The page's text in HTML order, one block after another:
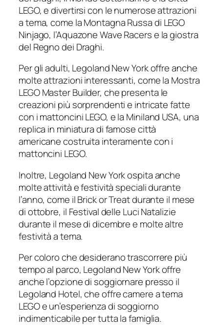
LEGO, e divertirsi con le numerose attrazioni
a tema, come la Montagna Russa di LEGO
Ninjago, l’Aquazone Wave Racers e la giostra
del Regno dei Draghi.
Per gli adulti, Legoland New York offre anche
molte attrazioni interessanti, come la Mostra
LEGO Master Builder, che presenta le
creazioni più sorprendenti e intricate fatte
con i mattoncini LEGO, e la Miniland USA, una
replica in miniatura di famose città
americane costruita interamente con i
mattoncini LEGO.
Inoltre, Legoland New York ospita anche
molte attività e festività speciali durante
l’anno, come il Brick or Treat durante il mese
di ottobre, il Festival delle Luci Natalizie
durante il mese di dicembre e molte altre
festività a tema.
Per coloro che desiderano trascorrere più
tempo al parco, Legoland New York offre
anche l’opzione di soggiornare presso il
Legoland Hotel, che offre camere a tema
LEGO e un’esperienza di soggiorno
indimenticabile per tutta la famiglia.